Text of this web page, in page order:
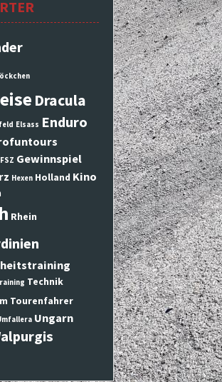
Dracula
Elsass Enduro
FSZ Gewinnspiel
Hexen Holland Kino
Rhein
Technik
Tourenfahrer
Ungarn